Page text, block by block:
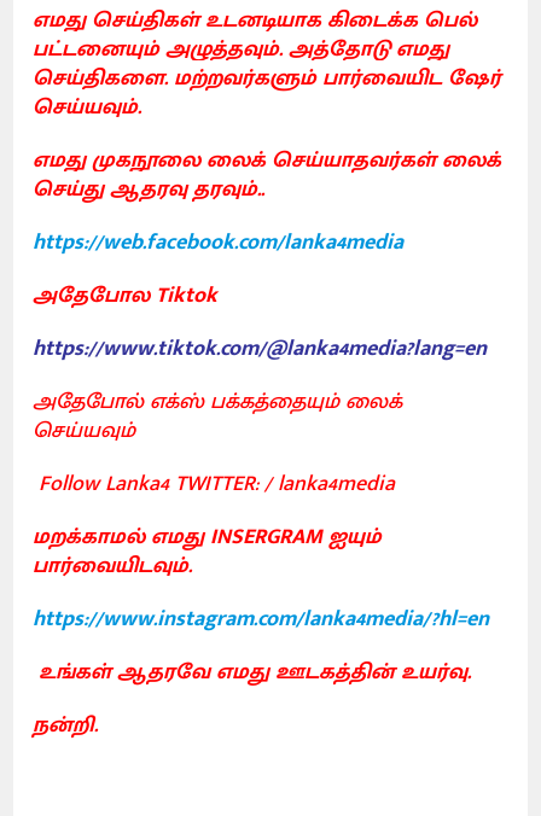
எமது செய்திகள் உடனடியாக கிடைக்க பெல்
பட்டனையும் அழுத்தவும். அத்தோடு எமது
செய்திகளை. மற்றவர்களும் பார்வையிட ஷேர்
செய்யவும்.
எமது முகநூலை லைக் செய்யாதவர்கள் லைக்
செய்து ஆதரவு தரவும்..
https://web.facebook.com/lanka4media
அதேபோல Tiktok
https://www.tiktok.com/@lanka4media?lang=en
அதேபோல் எக்ஸ் பக்கத்தையும் லைக்
செய்யவும்
Follow Lanka4 TWITTER: / lanka4media
மறக்காமல் எமது INSERGRAM ஐயும்
பார்வையிடவும்.
https://www.instagram.com/lanka4media/?hl=en
உங்கள் ஆதரவே எமது ஊடகத்தின் உயர்வு.
நன்றி.